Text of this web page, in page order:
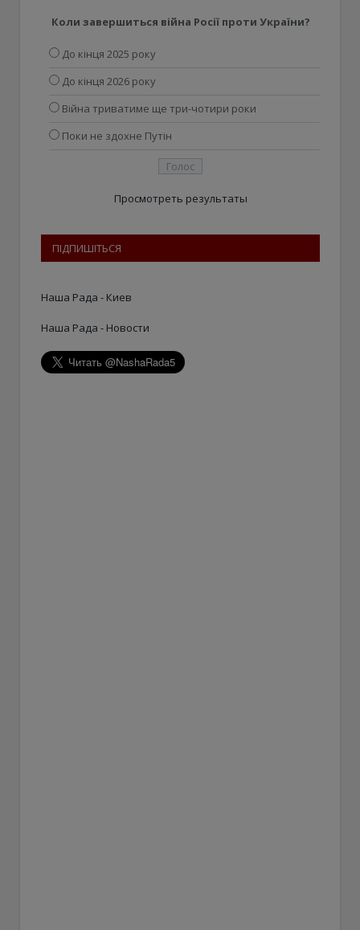
Коли завершиться війна Росії проти України?
До кінця 2025 року
До кінця 2026 року
Війна триватиме ще три-чотири роки
Поки не здохне Путін
Просмотреть результаты
ПІДПИШІТЬСЯ
Наша Рада - Киев
Наша Рада - Новости